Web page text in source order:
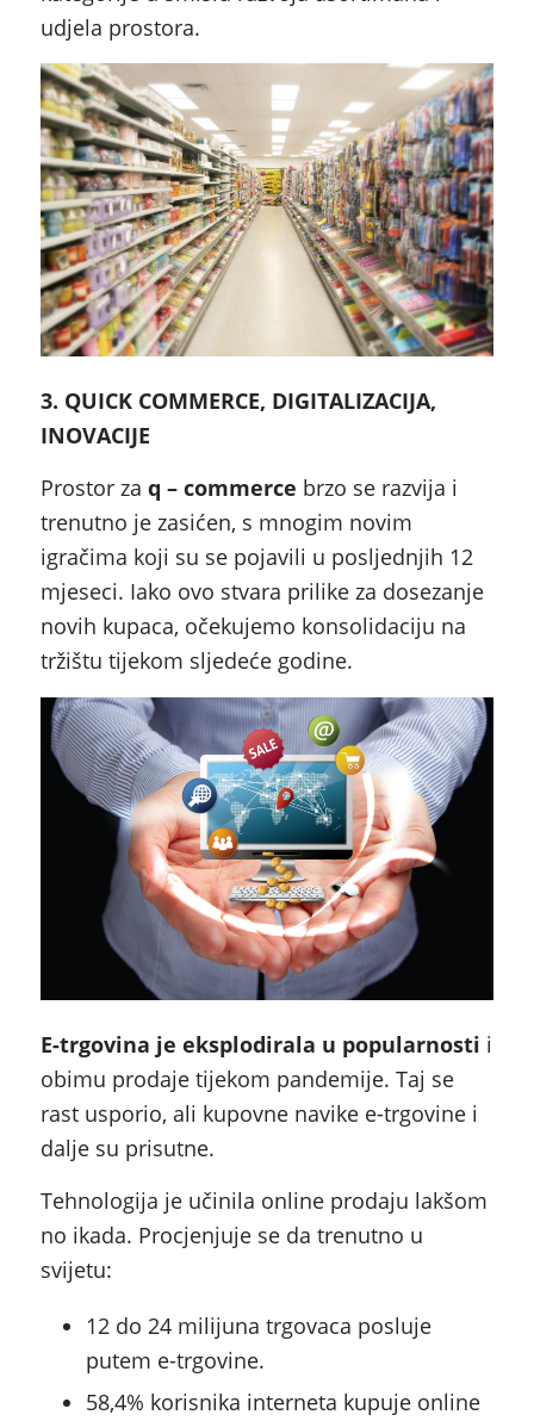
udjela prostora.
3. QUICK COMMERCE, DIGITALIZACIJA,
INOVACIJE
Prostor za q – commerce brzo se razvija i
trenutno je zasićen, s mnogim novim
igračima koji su se pojavili u posljednjih 12
mjeseci. Iako ovo stvara prilike za dosezanje
novih kupaca, očekujemo konsolidaciju na
tržištu tijekom sljedeće godine.
E-trgovina je eksplodirala u popularnosti i
obimu prodaje tijekom pandemije. Taj se
rast usporio, ali kupovne navike e-trgovine i
dalje su prisutne.
Tehnologija je učinila online prodaju lakšom
no ikada. Procjenjuje se da trenutno u
svijetu:
12 do 24 milijuna trgovaca posluje
putem e-trgovine.
58,4% korisnika interneta kupuje online